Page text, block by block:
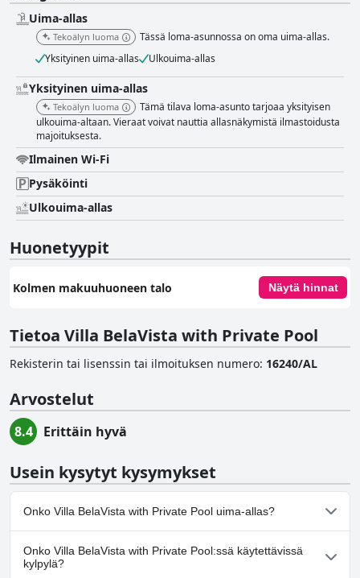
Uima-allas
Tekoälyn luoma
Tässä loma-asunnossa on oma uima-allas.
Yksityinen uima-allas
Ulkouima-allas
Yksityinen uima-allas
Tekoälyn luoma
Tämä tilava loma-asunto tarjoaa yksityisen
ulkouima-altaan. Vieraat voivat nauttia allasnäkymistä ilmastoidusta
majoituksesta.
Ilmainen Wi-Fi
Pysäköinti
Ulkouima-allas
Huonetyypit
Kolmen makuuhuoneen talo Näytä hinnat
Tietoa Villa BelaVista with Private Pool
Rekisterin tai lisenssin tai ilmoituksen numero: 16240/AL
Arvostelut
8.4 Erittäin hyvä
Usein kysytyt kysymykset
Onko Villa BelaVista with Private Pool uima-allas?
Kyllä, Villa BelaVista with Private Pool:ssä on uima-allas/altaita,
jotka kuuluvat yhteen tai useampaan seuraavista luokista:
Yksityinen uima-allas, Ulkouima-allas.
Onko Villa BelaVista with Private Pool:ssä käytettävissä
kylpylä?